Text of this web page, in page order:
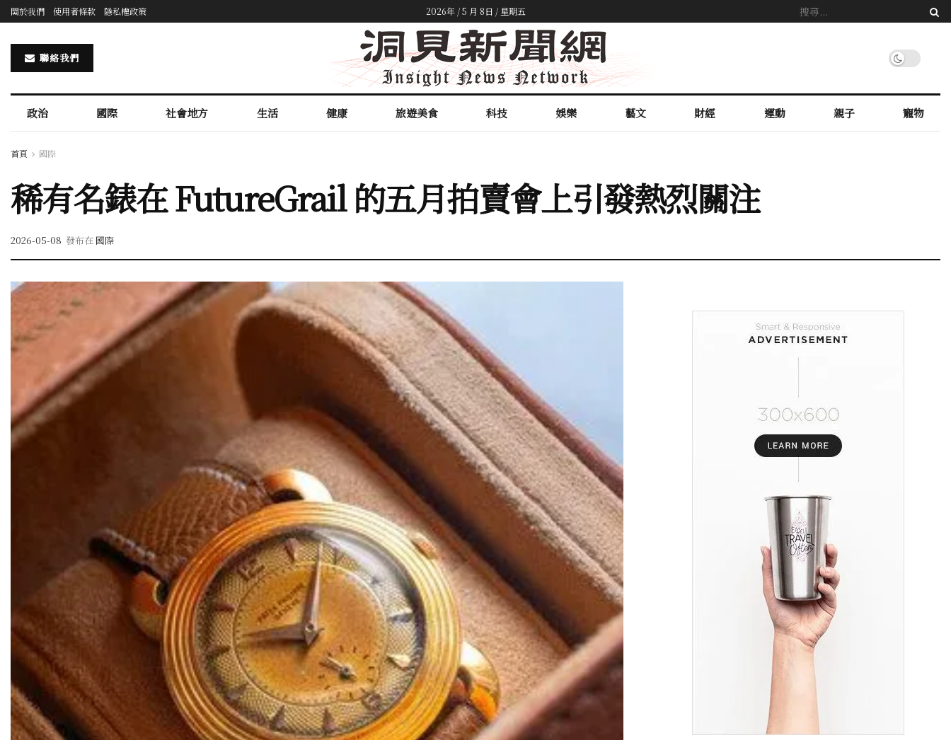
關於我們 使用者條款 隱私權政策 2026年 / 5 月 8日 / 星期五
聯絡我們
政治 國際 社會地方 生活 健康 旅遊美食 科技 娛樂 藝文 財經 運動 親子 寵物
首頁 國際
稀有名錶在 FutureGrail 的五月拍賣會上引發熱烈關注
2026-05-08 發布在 國際